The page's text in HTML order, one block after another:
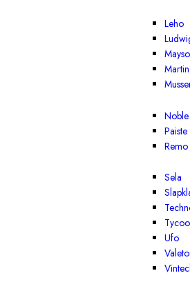
Leho
Noble
Paiste
Remo
Sela
Ufo